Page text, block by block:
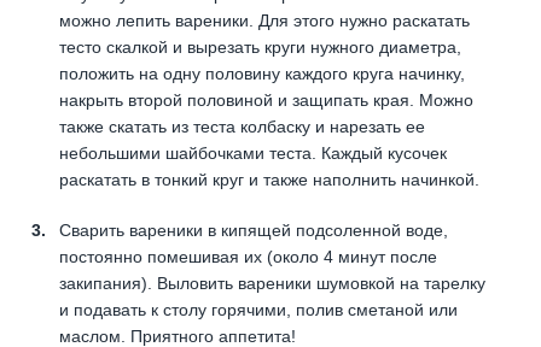
можно лепить вареники. Для этого нужно раскатать
тесто скалкой и вырезать круги нужного диаметра,
положить на одну половину каждого круга начинку,
накрыть второй половиной и защипать края. Можно
также скатать из теста колбаску и нарезать ее
небольшими шайбочками теста. Каждый кусочек
раскатать в тонкий круг и также наполнить начинкой.
Сварить вареники в кипящей подсоленной воде,
постоянно помешивая их (около 4 минут после
закипания). Выловить вареники шумовкой на тарелку
и подавать к столу горячими, полив сметаной или
маслом. Приятного аппетита!